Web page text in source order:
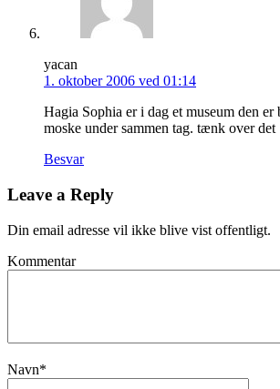
yacan
1. oktober 2006 ved 01:14
Hagia Sophia er i dag et museum den er
moske under sammen tag. tænk over det
Besvar
Leave a Reply
Din email adresse vil ikke blive vist offentligt.
Kommentar
Navn*